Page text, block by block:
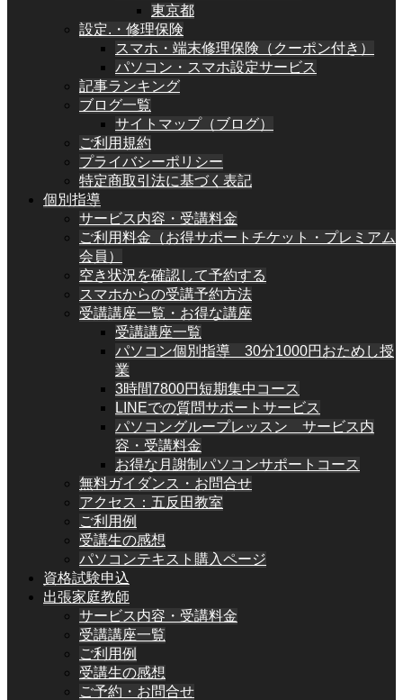
東京都
設定.・修理保険
スマホ・端末修理保険（クーポン付き）
パソコン・スマホ設定サービス
記事ランキング
ブログ一覧
サイトマップ（ブログ）
ご利用規約
プライバシーポリシー
特定商取引法に基づく表記
個別指導
サービス内容・受講料金
ご利用料金（お得サポートチケット・プレミアム
会員）
空き状況を確認して予約する
スマホからの受講予約方法
受講講座一覧・お得な講座
受講講座一覧
パソコン個別指導 30分1000円おためし授
業
3時間7800円短期集中コース
LINEでの質問サポートサービス
パソコングループレッスン サービス内
容・受講料金
お得な月謝制パソコンサポートコース
無料ガイダンス・お問合せ
アクセス：五反田教室
ご利用例
受講生の感想
パソコンテキスト購入ページ
資格試験申込
出張家庭教師
サービス内容・受講料金
受講講座一覧
ご利用例
受講生の感想
ご予約・お問合せ